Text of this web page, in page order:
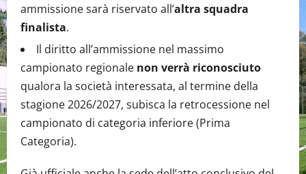
ammissione sarà riservato all’altra squadra
finalista.
Il diritto all’ammissione nel massimo
campionato regionale non verrà riconosciuto
qualora la società interessata, al termine della
stagione 2026/2027, subisca la retrocessione nel
campionato di categoria inferiore (Prima
Categoria).